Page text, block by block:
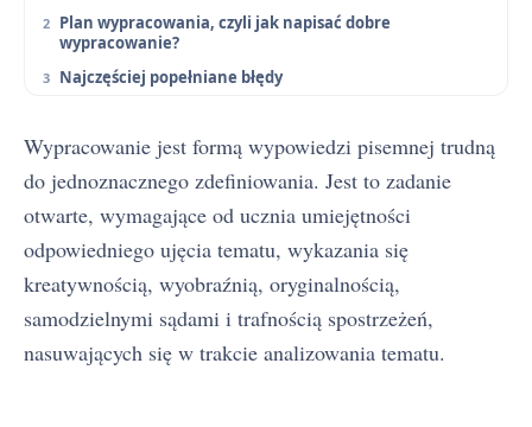
Plan wypracowania, czyli jak napisać dobre
wypracowanie?
Najczęściej popełniane błędy
Wypracowanie jest formą wypowiedzi pisemnej trudną
do jednoznacznego zdefiniowania. Jest to zadanie
otwarte, wymagające od ucznia umiejętności
odpowiedniego ujęcia tematu, wykazania się
kreatywnością, wyobraźnią, oryginalnością,
samodzielnymi sądami i trafnością spostrzeżeń,
nasuwających się w trakcie analizowania tematu.